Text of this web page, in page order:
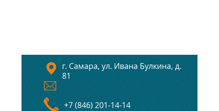
г. Самара, ул. Ивана Булкина, д.
81
+7 (846) 201-14-14